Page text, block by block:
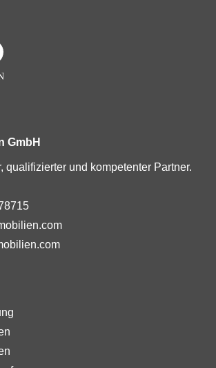
GmbH
qualifizierter und kompetenter Partner.